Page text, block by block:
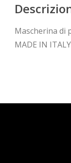
Mascherina di
MADE IN